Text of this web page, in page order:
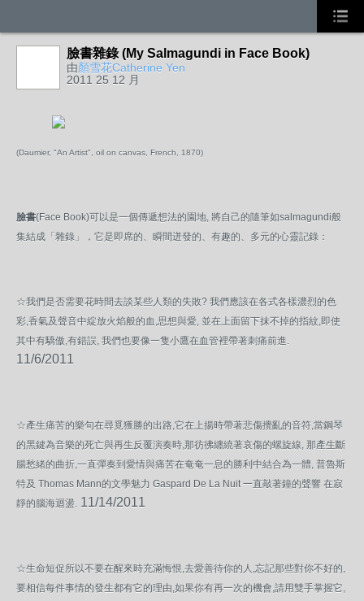
臉書雜錄 (My Salmagundi in Face Book)
由顏雪花Catherine Yen
2011 25 12 月
(Daumier, "An Artist", oil on canvas, French, 1870)
臉書(Face Book)可以是一個傳遞想法的園地, 將自己的隨筆如salmagundi般
集結成「雜錄」，它是即席的、瞬間迸發的、有趣的、多元的心靈記錄：
☆我們是否需要花時間去談某些人類的失敗? 我們應該在各式各樣濃烈的色
彩,香氣及聲音中綻放火焰般的血,思想與愛, 並在上面留下抹不掉的指紋,即使
其中有驕傲,有錯誤, 我們也要像一隻小鷹在血管裡帶著刺痛前進.
11/6/2011
☆產生痛苦的樂句在尋覓獲勝的出路,它在上揚時帶著悲傷攪亂的音符,當鋼琴
的黑鍵為音樂的死亡與再生反覆演奏時,那彷彿纏繞著哀傷的螺旋線, 那產生斷
腸愁緒的曲折,一直彈奏到愛情與痛苦在奄奄一息的勝利中結合為一體, 普魯斯
特及 Thomas Mann的文學魅力 Gaspard De La Nuit 一直敲著鐘的聲響 在寂
靜的腦海迴盪. 11/14/2011
☆生命短促所以不要在醒來時充滿悔恨,去愛善待你的人,忘記那些對你不好的,
要相信每件事情的發生都有它的理由,如果你有再一次的機會,請用雙手掌握它,